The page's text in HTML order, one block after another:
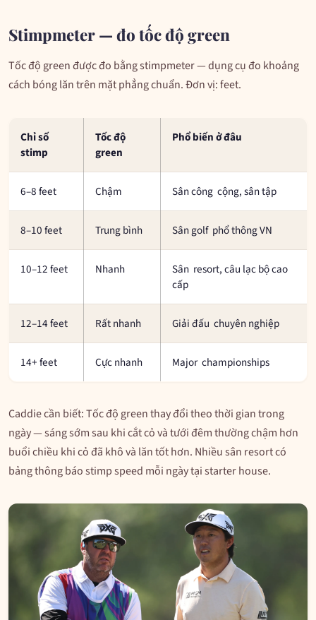
Stimpmeter — đo tốc độ green
Tốc độ green được đo bằng stimpmeter — dụng cụ đo khoảng
cách bóng lăn trên mặt phẳng chuẩn. Đơn vị: feet.
Chỉ số
stimp
Tốc độ
green
Phổ biến ởđâu
6–8 feet Chậm Sân công cộng, sân tập
8–10 feet Trung bình Sân golf phổ thông VN
10–12 feet Nhanh
Sân resort, câu lạc bộ cao
cấp
12–14 feet Rất nhanh Giải đấu chuyên nghiệp
14+ feet Cực nhanh Major championships
Caddie cần biết: Tốc độ green thay đổi theo thời gian trong
ngày — sáng sớm sau khi cắt cỏ và tưới đêm thường chậm hơn
buổi chiều khi cỏ đã khô và lăn tốt hơn. Nhiều sân resort có
bảng thông báo stimp speed mỗi ngày tại starter house.